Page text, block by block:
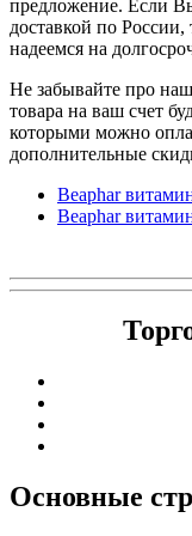
предложение. Если
доставкой по
надеемся на
Не забывайте про
товара на ваш счет
которыми можно
дополнительные
Beaphar
Beaphar
Основные